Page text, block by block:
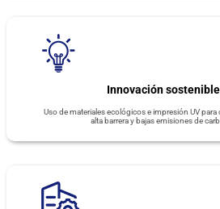
Innovación sostenible
Uso de materiales ecológicos e impresión UV para
alta barrera y bajas emisiones de